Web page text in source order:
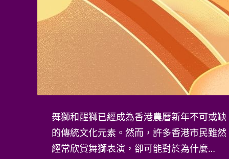
舞獅和醒獅已經成為香港農曆新年不可或
缺的傳統文化元素。然而，許多香港市民
雖然經常欣賞舞獅表演，卻可能對於為什
麼…
Search
Search